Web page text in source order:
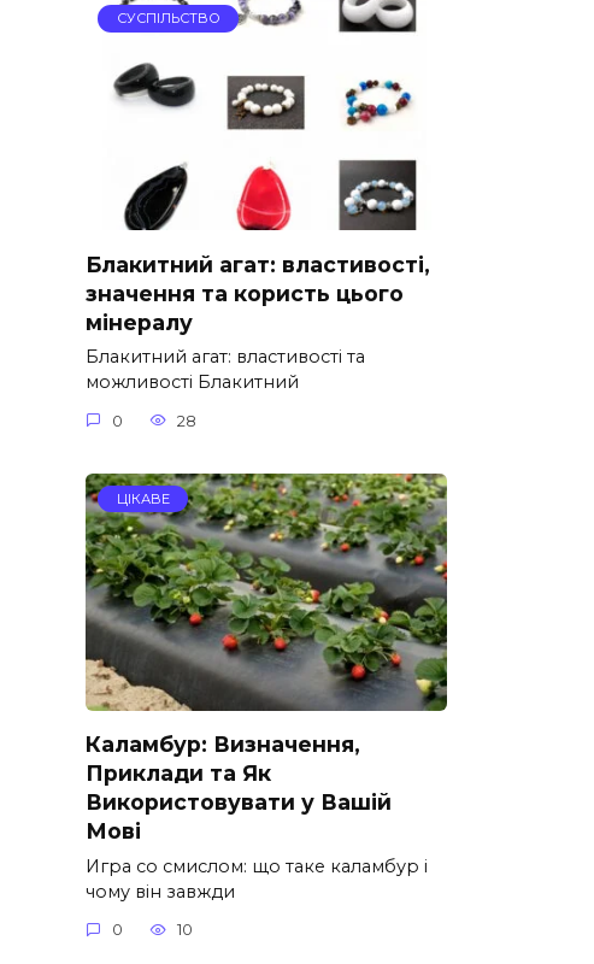
СУСПІЛЬСТВО
Блакитний агат: властивості,
значення та користь цього
мінералу
Блакитний агат: властивості та
можливості Блакитний
0 28
ЦІКАВЕ
Каламбур: Визначення,
Приклади та Як
Використовувати у Вашій
Мові
Игра со смислом: що таке каламбур і
чому він завжди
0 10